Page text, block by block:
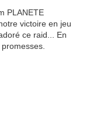
PLANETE
victoire en jeu
ce raid... En